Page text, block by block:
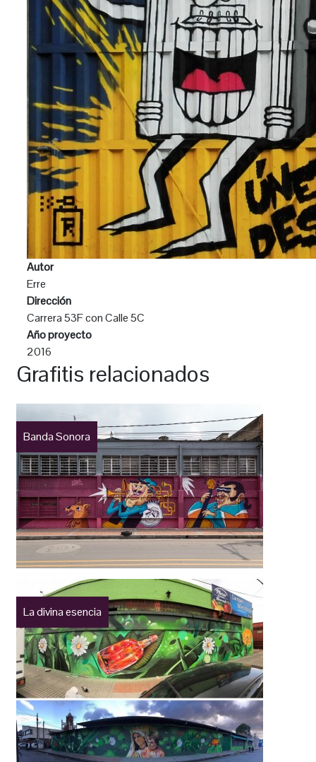
Autor
Erre
Dirección
Carrera 53F con Calle 5C
Año proyecto
2016
Grafitis relacionados
Banda Sonora
La divina esencia